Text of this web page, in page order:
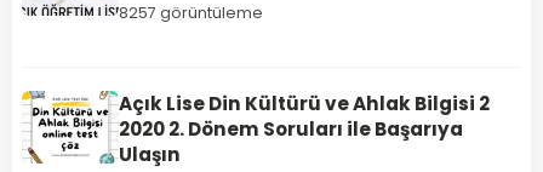
1
Açık
8257 görüntüleme
Açık Lise Din Kültürü ve Ahlak Bilgisi 2
2020 2. Dönem Soruları ile Başarıya
Ulaşın